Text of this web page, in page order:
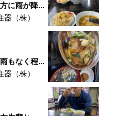
に雨が降...
（株）
もなく程...
（株）